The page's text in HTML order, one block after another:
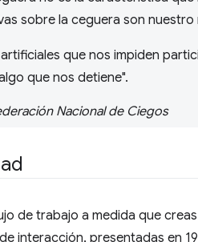
sobre la ceguera son
que nos impiden
que nos detiene".
Nacional de Ciegos
de trabajo a medida que
interacción, presentadas en